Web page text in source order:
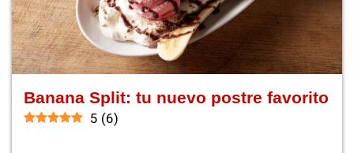
Banana Split: tu nuevo postre favorito
5 (6)